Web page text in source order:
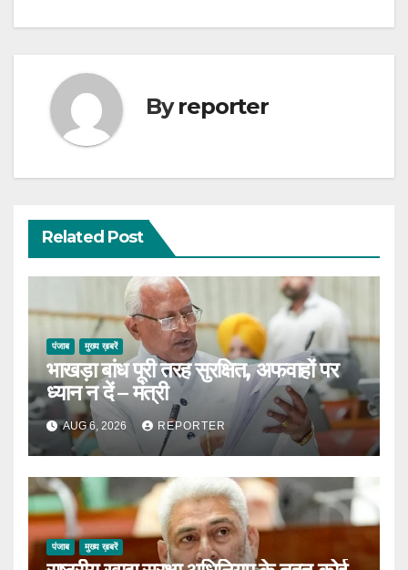
Byreporter
Related Post
पंजाब मुख्य ख़बरें
भाखड़ा बांध पूरी तरह सुरक्षित, अफवाहों पर
ध्यान न दें – मंत्री
AUG 6, 2026 REPORTER
पंजाब मुख्य ख़बरें